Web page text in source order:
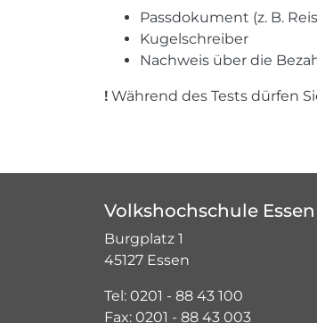
Passdokument (z. B.
Kugelschreiber
Nachweis über die
! Während des Tests dürfen
Volkshochschule Essen
Burgplatz 1
45127 Essen
Tel: 0201 - 88 43 100
Fax: 0201 - 88 43 003